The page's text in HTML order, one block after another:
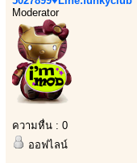
Moderator
ความหื่น : 0
ออฟไลน์